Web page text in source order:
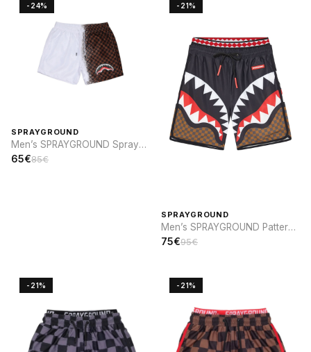
-24%
SPRAYGROUND
Men’s SPRAYGROUND Spray
sip SWIM
65€85€
-21%
SPRAYGROUND
Men’s SPRAYGROUND Pattern
and Elastic Waistband SWIM
75€95€
-21% -21%